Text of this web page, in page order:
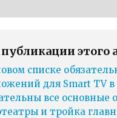
этого
списке
для Smart TV
все основные
и тройка